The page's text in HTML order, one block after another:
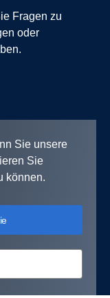
Fragen zu
oder
Sie unsere
Sie
können.